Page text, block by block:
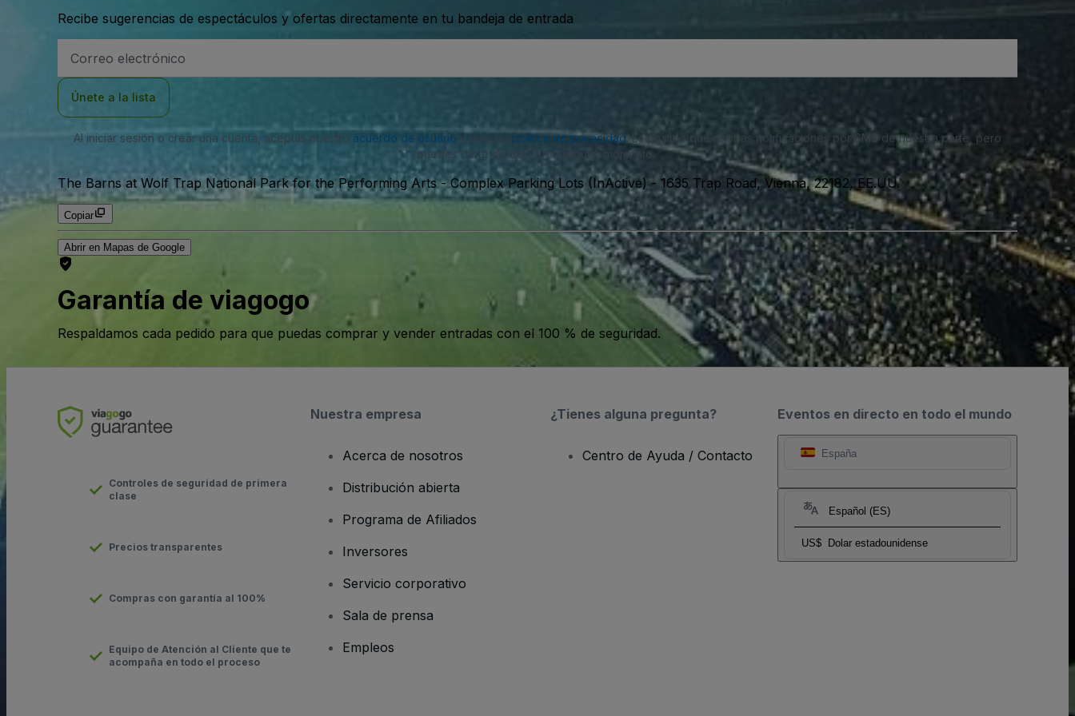
Recibe sugerencias de espectáculos y ofertas directamente en tu bandeja de entrada
de
Únete a la lista
Al iniciar sesión o crear una cuenta, aceptas nuestro acuerdo de usuario y nuestra política de privacidad. Es posible que recibas notificaciones por SMS de nuestra parte, pero
puedes darte de baja en cualquier momento.
The Barns at Wolf Trap National Park for the Performing Arts - Complex Parking Lots (InActive)- 1635 Trap Road, Vienna, 22182, EE.UU.
Copiar
Abrir en Mapas de Google
Garantía de viagogo
Respaldamos cada pedido para que puedas comprar y vender entradas con el 100 % de seguridad.
Eventos en directo en todo el mundo
España
Español (ES)
US$ Dolar estadounidense
Controles de seguridad de primera
clase
Precios transparentes
Compras con garantía al 100%
Equipo de Atención al Cliente que te
acompaña en todo el proceso
Nuestra empresa
Acerca de nosotros
Distribución abierta
Programa de Afiliados
Inversores
Servicio corporativo
Sala de prensa
Empleos
¿Tienes alguna pregunta?
Centro de Ayuda / Contacto